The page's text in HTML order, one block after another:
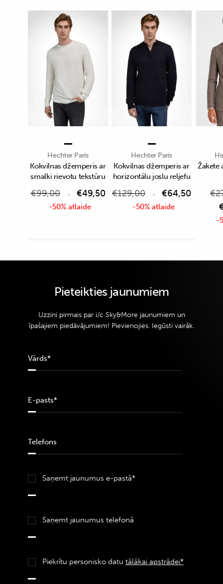
Hechter Paris
Kokvilnas džemperis ar
smalki rievotu tekstūru
€99,00 €49,50
-50% atlaide
Hechter Paris
Kokvilnas džemperis ar
horizontālu joslu reljefu
€129,00 €64,50
-50% atlaide
Žakete
€
-
Pieteikties jaunumiem
Uzzini pirmais par i/c Sky&More jaunumiem un
īpašajiem piedāvājumiem! Pievienojies. Iegūsti vairāk.
Saņemt jaunumus e-pastā*
Saņemt jaunumus telefonā
Piekrītu personisko datu tālākai apstrādei*